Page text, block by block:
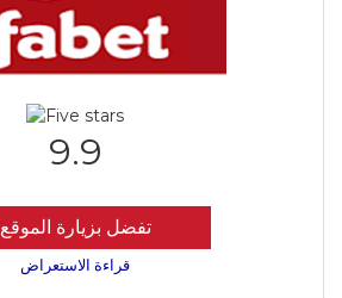
9.9
تفضل بزيارة الموقع
قراءة الاستعراض